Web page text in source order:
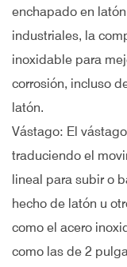
enchapado en
industriales, la
inoxidable para
corrosión, incluso
latón.
Vástago: El
traduciendo el
lineal para subir o
hecho de latón u
como el acero
como las de 2